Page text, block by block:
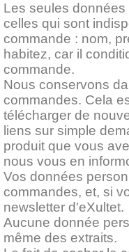
Les seules
celles qui sont
commande : nom,
habitez, car il
commande.
Nous conservons
commandes. Cela
télécharger de
liens sur simple
produit que vous
nous vous en
Vos données
commandes, et, si
newsletter d'eXultet.
Aucune donnée
même des extraits.